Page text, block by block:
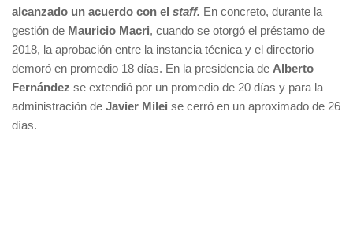
alcanzado un acuerdo con el staff. En concreto, durante la
gestión de Mauricio Macri, cuando se otorgó el préstamo de
2018, la aprobación entre la instancia técnica y el directorio
demoró en promedio 18 días. En la presidencia de Alberto
Fernández se extendió por un promedio de 20 días y para la
administración de Javier Milei se cerró en un aproximado de 26
días.